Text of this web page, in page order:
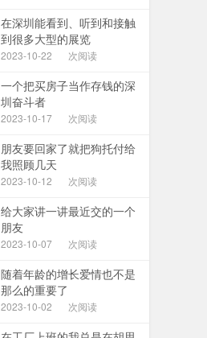
在深圳能看到、听到和接触
到很多大型的展览
2023-10-22 次阅读
一个把买房子当作存钱的深
圳奋斗者
2023-10-17 次阅读
朋友要回家了就把狗托付给
我照顾几天
2023-10-12 次阅读
给大家讲一讲最近交的一个
朋友
2023-10-07 次阅读
随着年龄的增长爱情也不是
那么的重要了
2023-10-02 次阅读